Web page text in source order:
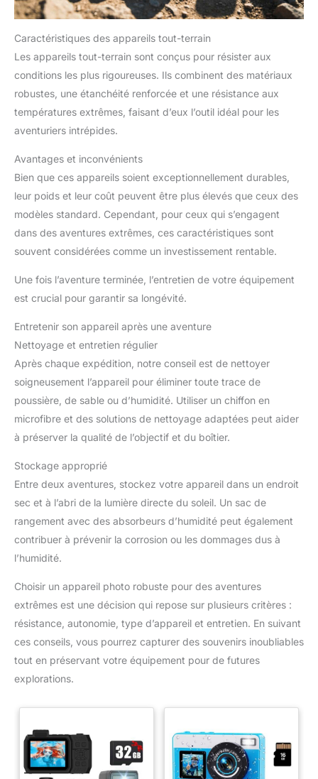
Caractéristiques des appareils tout-terrain
Les appareils tout-terrain sont conçus pour résister aux
conditions les plus rigoureuses. Ils combinent des matériaux
robustes, une étanchéité renforcée et une résistance aux
températures extrêmes, faisant d’eux l’outil idéal pour les
aventuriers intrépides.
Avantages et inconvénients
Bien que ces appareils soient exceptionnellement durables,
leur poids et leur coût peuvent être plus élevés que ceux des
modèles standard. Cependant, pour ceux qui s’engagent
dans des aventures extrêmes, ces caractéristiques sont
souvent considérées comme un investissement rentable.
Une fois l’aventure terminée, l’entretien de votre équipement
est crucial pour garantir sa longévité.
Entretenir son appareil après une aventure
Nettoyage et entretien régulier
Après chaque expédition, notre conseil est de nettoyer
soigneusement l’appareil pour éliminer toute trace de
poussière, de sable ou d’humidité. Utiliser un chiffon en
microfibre et des solutions de nettoyage adaptées peut aider
à préserver la qualité de l’objectif et du boîtier.
Stockage approprié
Entre deux aventures, stockez votre appareil dans un endroit
sec et à l’abri de la lumière directe du soleil. Un sac de
rangement avec des absorbeurs d’humidité peut également
contribuer à prévenir la corrosion ou les dommages dus à
l’humidité.
Choisir un appareil photo robuste pour des aventures
extrêmes est une décision qui repose sur plusieurs critères :
résistance, autonomie, type d’appareil et entretien. En suivant
ces conseils, vous pourrez capturer des souvenirs inoubliables
tout en préservant votre équipement pour de futures
explorations.